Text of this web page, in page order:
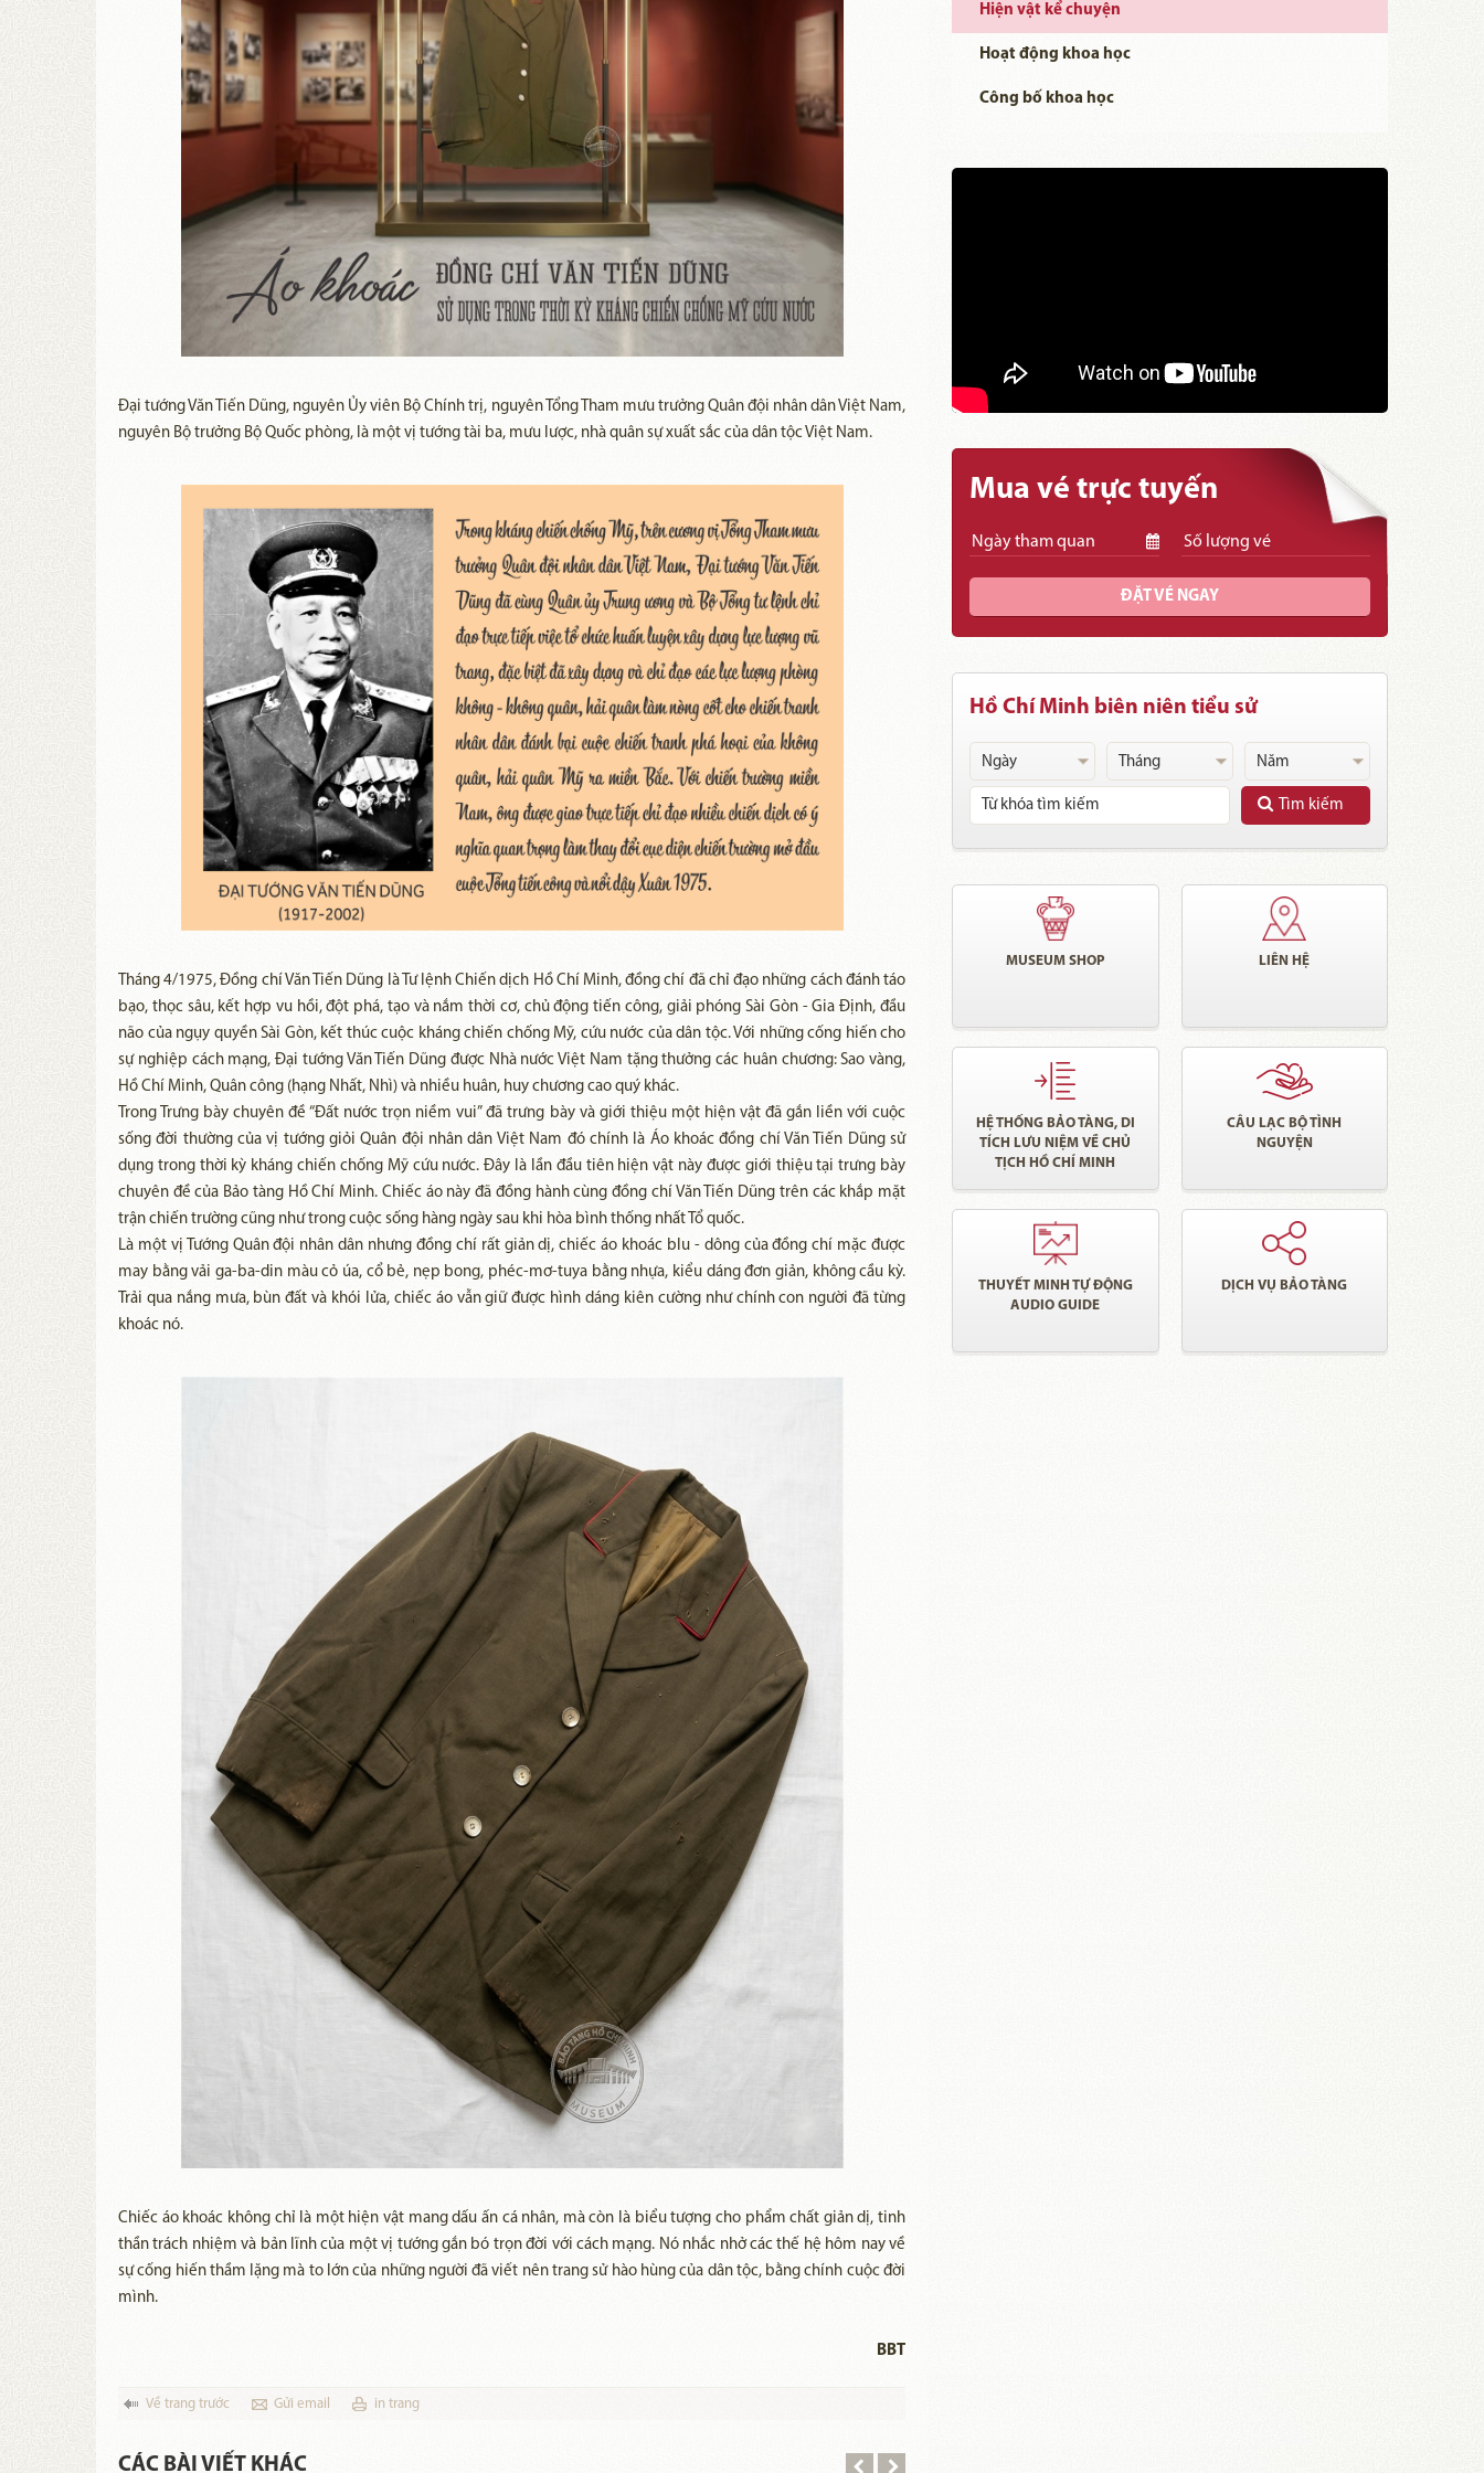
Đại tướng Văn Tiến Dũng, nguyên Ủy viên Bộ Chính trị, nguyên Tổng Tham mưu trưởng Quân đội nhân dân Việt Nam,
nguyên Bộ trưởng Bộ Quốc phòng, là một vị tướng tài ba, mưu lược, nhà quân sự xuất sắc của dân tộc Việt Nam.
Tháng 4/1975, Đồng chí Văn Tiến Dũng là Tư lệnh Chiến dịch Hồ Chí Minh, đồng chí đã chỉ đạo những cách đánh táo
bạo, thọc sâu, kết hợp vu hồi, đột phá, tạo và nắm thời cơ, chủ động tiến công, giải phóng Sài Gòn - Gia Định, đầu
não của ngụy quyền Sài Gòn, kết thúc cuộc kháng chiến chống Mỹ, cứu nước của dân tộc. Với những cống hiến cho
sự nghiệp cách mạng, Đại tướng Văn Tiến Dũng được Nhà nước Việt Nam tặng thưởng các huân chương: Sao vàng,
Hồ Chí Minh, Quân công (hạng Nhất, Nhì) và nhiều huân, huy chương cao quý khác.
Trong Trưng bày chuyên đề “Đất nước trọn niềm vui” đã trưng bày và giới thiệu một hiện vật đã gắn liền với cuộc
sống đời thường của vị tướng giỏi Quân đội nhân dân Việt Nam đó chính là Áo khoác đồng chí Văn Tiến Dũng sử
dụng trong thời kỳ kháng chiến chống Mỹ cứu nước. Đây là lần đầu tiên hiện vật này được giới thiệu tại trưng bày
chuyên đề của Bảo tàng Hồ Chí Minh. Chiếc áo này đã đồng hành cùng đồng chí Văn Tiến Dũng trên các khắp mặt
trận chiến trường cũng như trong cuộc sống hàng ngày sau khi hòa bình thống nhất Tổ quốc.
Là một vị Tướng Quân đội nhân dân nhưng đồng chí rất giản dị, chiếc áo khoác blu - dông của đồng chí mặc được
may bằng vải ga-ba-din màu cỏ úa, cổ bẻ, nẹp bong, phéc-mơ-tuya bằng nhựa, kiểu dáng đơn giản, không cầu kỳ.
Trải qua nắng mưa, bùn đất và khói lửa, chiếc áo vẫn giữ được hình dáng kiên cường như chính con người đã từng
khoác nó.
Chiếc áo khoác không chỉ là một hiện vật mang dấu ấn cá nhân, mà còn là biểu tượng cho phẩm chất giản dị, tinh
thần trách nhiệm và bản lĩnh của một vị tướng gắn bó trọn đời với cách mạng. Nó nhắc nhở các thế hệ hôm nay về
sự cống hiến thầm lặng mà to lớn của những người đã viết nên trang sử hào hùng của dân tộc, bằng chính cuộc đời
mình.
BBT
Về trang trước Gửi email in trang
CÁC BÀI VIẾT KHÁC
Hiện vật kể chuyện
Hoạt động khoa học
Công bố khoa học
Mua vé trực tuyến
ĐẶT VÉ NGAY
Hồ Chí Minh biên niên tiểu sử
Tìm kiếm
MUSEUM SHOP LIÊN HỆ
HỆ THỐNG BẢO TÀNG, DI
TÍCH LƯU NIỆM VỀ CHỦ
TỊCH HỒ CHÍ MINH
CÂU LẠC BỘ TÌNH
NGUYỆN
THUYẾT MINH TỰ ĐỘNG
AUDIO GUIDE
DỊCH VỤ BẢO TÀNG